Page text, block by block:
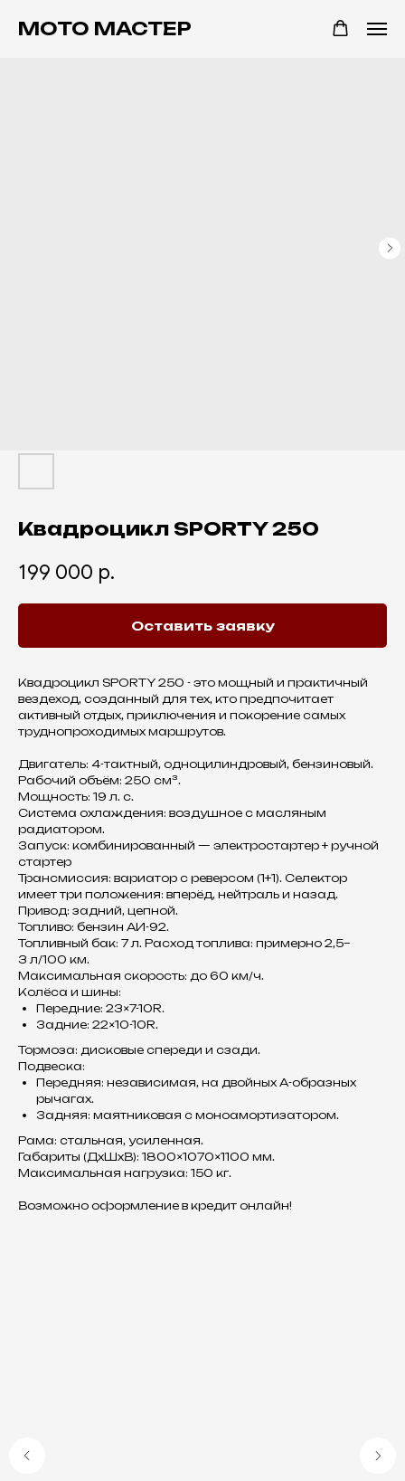
Квадроцикл SPORTY 250
199 000 р.
Оставить заявку
Квадроцикл SPORTY 250 - это мощный и практичный
вездеход, созданный для тех, кто предпочитает
активный отдых, приключения и покорение самых
труднопроходимых маршрутов.
Двигатель: 4-тактный, одноцилиндровый, бензиновый.
Рабочий объём: 250 см³.
Мощность: 19 л. с.
Система охлаждения: воздушное с масляным
радиатором.
Запуск: комбинированный — электростартер + ручной
стартер
Трансмиссия: вариатор с реверсом (1+1). Селектор
имеет три положения: вперёд, нейтраль и назад.
Привод: задний, цепной.
Топливо: бензин АИ-92.
Топливный бак: 7 л. Расход топлива: примерно 2,5–
3 л/100 км.
Максимальная скорость: до 60 км/ч.
Колёса и шины:
Передние: 23×7-10R.
Задние: 22×10-10R.
Тормоза: дисковые спереди и сзади.
Подвеска:
Передняя: независимая, на двойных А-образных
рычагах.
Задняя: маятниковая с моноамортизатором.
Рама: стальная, усиленная.
Габариты (ДхШхВ): 1800×1070×1100 мм.
Максимальная нагрузка: 150 кг.
Возможно оформление в кредит онлайн!
МОТО МАСТЕР